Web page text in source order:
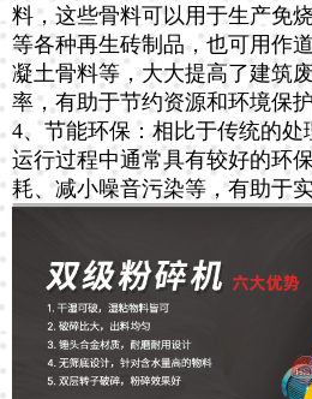
料，这些骨料可以用于生产免
等各种再生砖制品，也可用作
凝土骨料等，大大提高了建筑
率，有助于节约资源和环境保
4、节能环保：相比于传统的
运行过程中通常具有较好的环
耗、减小噪音污染等，有助于